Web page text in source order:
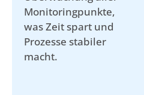
Monitoringpunkte,
was Zeit spart und
Prozesse stabiler
macht.